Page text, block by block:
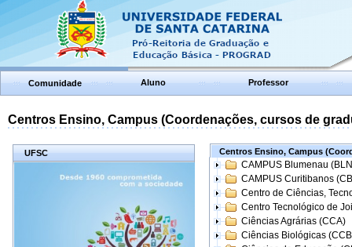
Comunidade Aluno Professor
Centros Ensino, Campus (Coordenações, cursos de
UFSC Centros Ensino, Campus
CAMPUS Blumenau
CAMPUS Curitibanos
Centro de Ciências,
Centro Tecnológico de
Ciências Agrárias (CCA)
Ciências Biológicas